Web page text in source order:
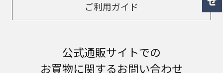
ご利用ガイド
公式通販サイトでの
お買物に関するお問い合わせ